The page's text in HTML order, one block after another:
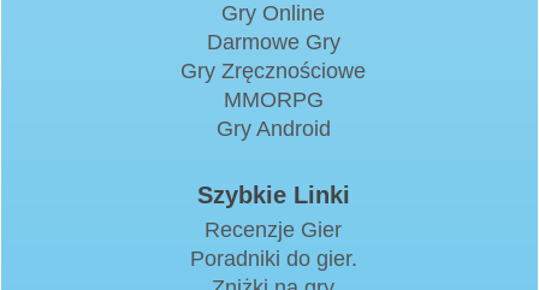
Gry Online
Darmowe Gry
Gry Zręcznościowe
MMORPG
Gry Android
Szybkie Linki
Recenzje Gier
Poradniki do gier.